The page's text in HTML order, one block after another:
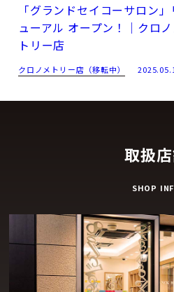
「グランドセイコーサロン」
ューアル オープン！｜クロノ
トリー店
クロノメトリー店（移転中）
取扱
SHOP